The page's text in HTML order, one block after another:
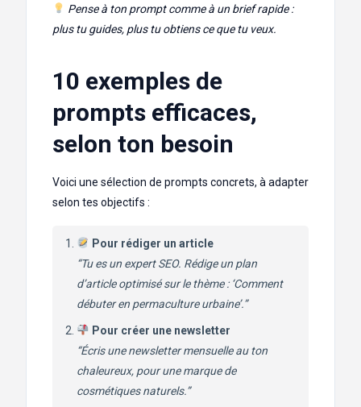
Pense à ton prompt comme à un brief rapide :
plus tu guides, plus tu obtiens ce que tu veux.
10 exemples de
prompts efficaces,
selon ton besoin
Voici une sélection de prompts concrets, à adapter
selon tes objectifs :
Pour rédiger un article
“Tu es un expert SEO. Rédige un plan
d’article optimisé sur le thème : ‘Comment
débuter en permaculture urbaine’.”
Pour créer une newsletter
“Écris une newsletter mensuelle au ton
chaleureux, pour une marque de
cosmétiques naturels.”